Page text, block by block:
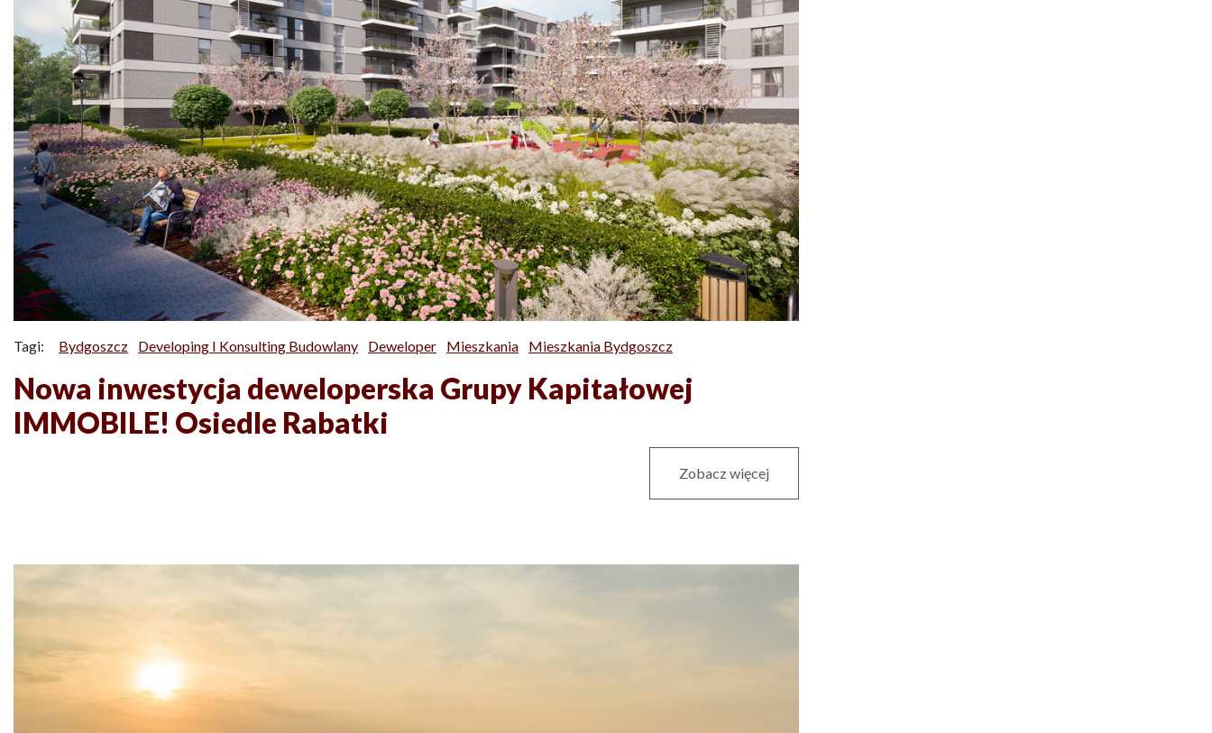
Tagi: Bydgoszcz Developing I Konsulting Budowlany Deweloper Mieszkania Mieszkania Bydgoszcz
Nowa inwestycja deweloperska Grupy Kapitałowej
IMMOBILE! Osiedle Rabatki
Zobacz więcej